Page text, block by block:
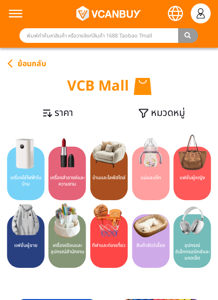
ย้อนกลับ
VCB Mall
ราคา หมวดหมู่
เครื่องใช้ไฟฟ้าใน
บ้าน
เครื่องสำอางค์และ
ความงาม
บ้านและไลฟ์สไตล์ แม่และเด็ก แฟชั่นผู้หญิง
แฟชั่นผู้ชาย
เครื่องเขียนและ
อุปกรณ์สำนักงาน
กีฬาและท่องเที่ยว สินค้าสัตว์เลี้ยง
อุปกรณ์
อิเล็กทรอนิกส์และ
แกดเจ็ต